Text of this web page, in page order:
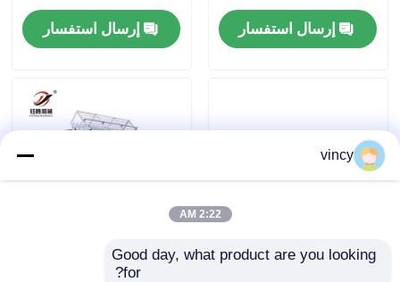
رقابة جودة
اطلب اقتباس
آلة غطاء السلاسل الحاسوبية
آلة خياطة اللحف متعددة الإبر المحوسبة
إرسال استفسار إرسال استفسار
High Speed Computer
آلة خياطة متعددة الإبر
من أجل سترة ملابس
vincy
2:22 AM
Good day, what product are you looking
for?